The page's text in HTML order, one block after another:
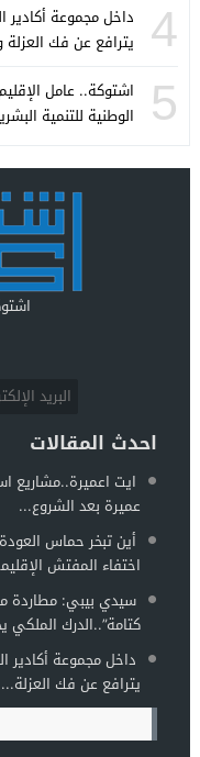
4
داخل مجموعة أكادير
يترافع عن فك
5
اشتوكة.. عامل
الوطنية للتنمية
اشتوكة24
احدث المقالات
ايت اعميرة..مشاريع
عميرة بعد الشروع...
أين تبخر حماس
اختفاء المفتش
سيدي بيبي: مطاردة
كتامة”..الدرك الملكي
داخل مجموعة أكادير
يترافع عن فك العزلة...